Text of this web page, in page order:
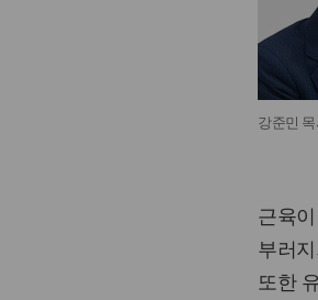
강준민
근육
부러
또한